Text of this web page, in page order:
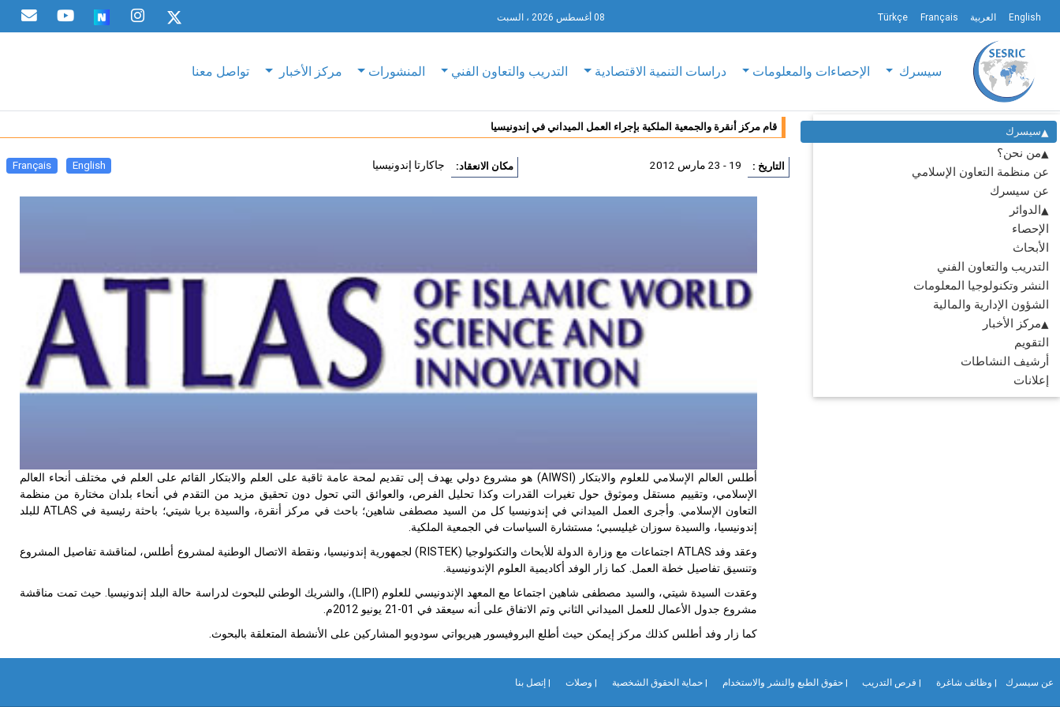
English العربية Français
Türkçe 08 أغسطس 2026 ، السبت
سيسرك الإحصاءات والمعلومات دراسات التنمية الاقتصادية التدريب والتعاون الفني المنشورات مركز الأخبار تواصل معنا
سيسرك
من نحن؟
عن منظمة التعاون الإسلامي
عن سيسرك
الدوائر
الإحصاء
الأبحاث
التدريب والتعاون الفني
النشر وتكنولوجيا المعلومات
الشؤون الإدارية والمالية
مركز الأخبار
التقويم
أرشيف النشاطات
إعلانات
قام مركز أنقرة والجمعية الملكية بإجراء العمل الميداني في إندونيسيا
التاريخ : 19 - 23 مارس 2012 مكان الانعقاد: جاكارتا إندونيسيا English
Français
أطلس العالم الإسلامي للعلوم والابتكار (AIWSI) هو مشروع دولي يهدف إلى تقديم لمحة عامة ثاقبة على العلم والابتكار القائم على العلم في مختلف أنحاء العالم
الإسلامي، وتقييم مستقل وموثوق حول تغيرات القدرات وكذا تحليل الفرص، والعوائق التي تحول دون تحقيق مزيد من التقدم في أنحاء بلدان مختارة من منظمة
التعاون الإسلامي. وأجرى العمل الميداني في إندونيسيا كل من السيد مصطفى شاهين؛ باحث في مركز أنقرة، والسيدة بريا شيتي؛ باحثة رئيسية في ATLAS للبلد
إندونيسيا، والسيدة سوزان غيليسبي؛ مستشارة السياسات في الجمعية الملكية.
وعقد وفد ATLAS اجتماعات مع وزارة الدولة للأبحاث والتكنولوجيا (RISTEK) لجمهورية إندونيسيا، ونقطة الاتصال الوطنية لمشروع أطلس، لمناقشة تفاصيل المشروع
وتنسيق تفاصيل خطة العمل. كما زار الوفد أكاديمية العلوم الإندونيسية.
وعقدت السيدة شيتي، والسيد مصطفى شاهين اجتماعا مع المعهد الإندونيسي للعلوم (LIPI)، والشريك الوطني للبحوث لدراسة حالة البلد إندونيسيا. حيث تمت مناقشة
مشروع جدول الأعمال للعمل الميداني الثاني وتم الاتفاق على أنه سيعقد في 01-21 يونيو 2012م.
كما زار وفد أطلس كذلك مركز إيمكن حيث أطلع البروفيسور هيريواتي سودويو المشاركين على الأنشطة المتعلقة بالبحوث.
عن سيسرك | وظائف شاغرة | فرص التدريب | حقوق الطبع والنشر والاستخدام | حماية الحقوق الشخصية | وصلات | إتصل بنا